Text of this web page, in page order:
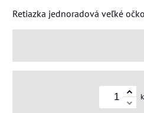
Retiazka jednoradová veľké